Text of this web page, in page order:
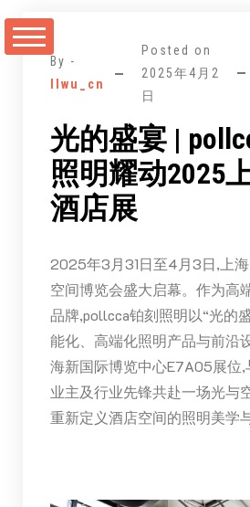
至
By -
llwu_cn
Posted on
2025年4月2
日
光的盛宴 |
照明耀动2025
酒店展
2025年3月31日至4月3日,上
空间博览会盛大启幕。作为高
品牌,pollcca铂刻照明以“光的
能化、高端化照明产品与前沿
海新国际博览中心E7A05展位,
业主及行业先锋共赴一场光与
重新定义酒店空间的照明美学